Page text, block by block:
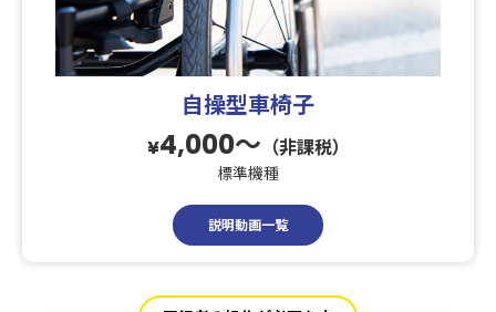
自操型車椅子
¥4,000〜 （非課税）
標準機種
説明動画一覧